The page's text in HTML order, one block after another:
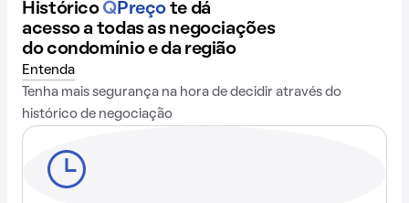
Histórico QPreço te dá
acesso a todas as negociações
do condomínio e da região
Entenda
Tenha mais segurança na hora de decidir através do
histórico de negociação